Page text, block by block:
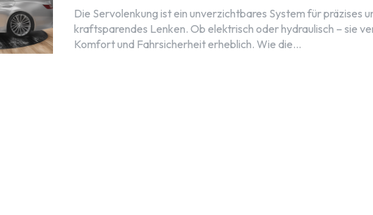
Die Servolenkung ist ein unverzichtbares System für präzises
kraftsparendes Lenken. Ob elektrisch oder hydraulisch – sie
Komfort und Fahrsicherheit erheblich. Wie die...